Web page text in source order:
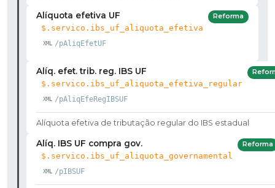
Alíquota efetiva UF
$.servico.ibs_uf_aliquota_efetiva
/pAliqEfetUF
Reforma
Alíq. efet. trib. reg. IBS UF
$.servico.ibs_uf_aliquota_efetiva_regular
/pAliqEfeRegIBSUF
Alíquota efetiva de tributação regular do IBS estadual
Alíq. IBS UF compra gov.
$.servico.ibs_uf_aliquota_governamental
/pIBSUF
Reforma